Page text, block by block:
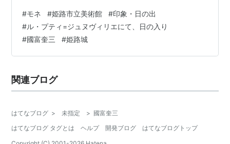
#モネ #姫路市立美術館 #印象・日の出
#ル・プティ=ジュヌヴィリエにて、日の入り
#國富奎三 #姫路城
関連ブログ
はてなブログ > 未指定 > 國富奎三
はてなブログ タグとは
ヘルプ 開発ブログ
はてなブログトップ